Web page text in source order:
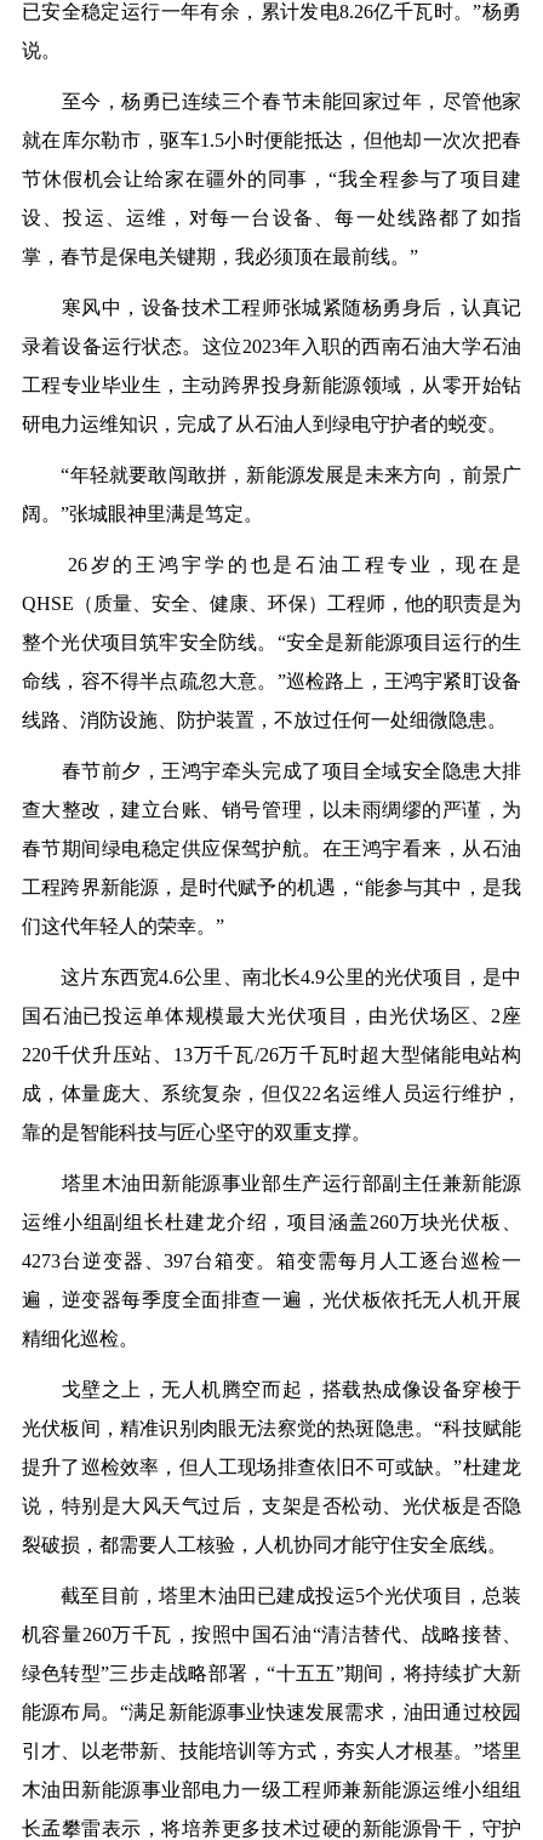
已安全稳定运行一年有余，累计发电8.26亿千瓦时。”杨勇
说。
至今，杨勇已连续三个春节未能回家过年，尽管他家
就在库尔勒市，驱车1.5小时便能抵达，但他却一次次把春
节休假机会让给家在疆外的同事，“我全程参与了项目建
设、投运、运维，对每一台设备、每一处线路都了如指
掌，春节是保电关键期，我必须顶在最前线。”
寒风中，设备技术工程师张城紧随杨勇身后，认真记
录着设备运行状态。这位2023年入职的西南石油大学石油
工程专业毕业生，主动跨界投身新能源领域，从零开始钻
研电力运维知识，完成了从石油人到绿电守护者的蜕变。
“年轻就要敢闯敢拼，新能源发展是未来方向，前景广
阔。”张城眼神里满是笃定。
26岁的王鸿宇学的也是石油工程专业，现在是
QHSE（质量、安全、健康、环保）工程师，他的职责是为
整个光伏项目筑牢安全防线。“安全是新能源项目运行的生
命线，容不得半点疏忽大意。”巡检路上，王鸿宇紧盯设备
线路、消防设施、防护装置，不放过任何一处细微隐患。
春节前夕，王鸿宇牵头完成了项目全域安全隐患大排
查大整改，建立台账、销号管理，以未雨绸缪的严谨，为
春节期间绿电稳定供应保驾护航。在王鸿宇看来，从石油
工程跨界新能源，是时代赋予的机遇，“能参与其中，是我
们这代年轻人的荣幸。”
这片东西宽4.6公里、南北长4.9公里的光伏项目，是中
国石油已投运单体规模最大光伏项目，由光伏场区、2座
220千伏升压站、13万千瓦/26万千瓦时超大型储能电站构
成，体量庞大、系统复杂，但仅22名运维人员运行维护，
靠的是智能科技与匠心坚守的双重支撑。
塔里木油田新能源事业部生产运行部副主任兼新能源
运维小组副组长杜建龙介绍，项目涵盖260万块光伏板、
4273台逆变器、397台箱变。箱变需每月人工逐台巡检一
遍，逆变器每季度全面排查一遍，光伏板依托无人机开展
精细化巡检。
戈壁之上，无人机腾空而起，搭载热成像设备穿梭于
光伏板间，精准识别肉眼无法察觉的热斑隐患。“科技赋能
提升了巡检效率，但人工现场排查依旧不可或缺。”杜建龙
说，特别是大风天气过后，支架是否松动、光伏板是否隐
裂破损，都需要人工核验，人机协同才能守住安全底线。
截至目前，塔里木油田已建成投运5个光伏项目，总装
机容量260万千瓦，按照中国石油“清洁替代、战略接替、
绿色转型”三步走战略部署，“十五五”期间，将持续扩大新
能源布局。“满足新能源事业快速发展需求，油田通过校园
引才、以老带新、技能培训等方式，夯实人才根基。”塔里
木油田新能源事业部电力一级工程师兼新能源运维小组组
长孟攀雷表示，将培养更多技术过硬的新能源骨干，守护